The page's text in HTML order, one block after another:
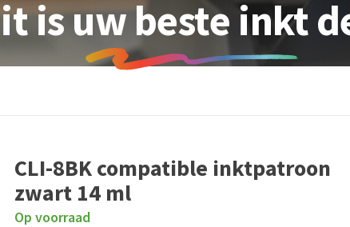
is uw beste inkt
CLI-8BK compatible inktpatroon
zwart 14 ml
Op voorraad